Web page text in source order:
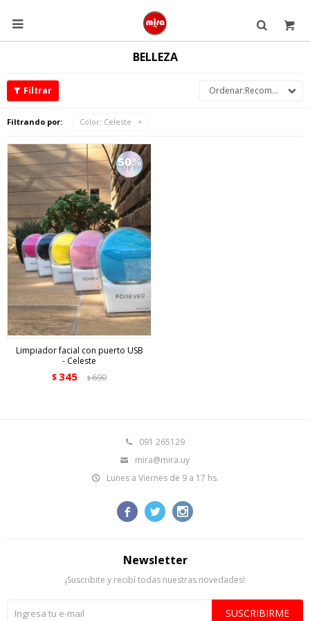

BELLEZA
Recomendados
Filtrando por: Color: Celeste
Limpiador facial con puerto USB
- Celeste
$ 345 $690
091 265129
mira@mira.uy
Lunes a Viernes de 9 a 17 hs.
  
Newsletter
¡Suscribite y recibí todas nuestras novedades!
SUSCRIBIRME